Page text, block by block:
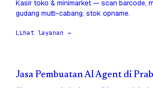
Kasir toko & minimarket — scan barcode,
gudang multi-cabang, stok opname.
Lihat layanan →
Jasa Pembuatan AI Agent di